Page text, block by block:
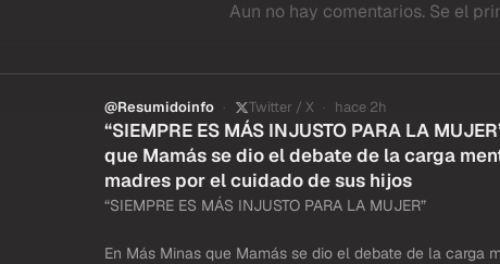
Aun no hay comentarios. Se el
@Resumidoinfo Twitter / X hace 2h
“SIEMPRE ES MÁS INJUSTO PARA LA
que Mamás se dio el debate de la carga
madres por el cuidado de sus hijos
“SIEMPRE ES MÁS INJUSTO PARA LA MUJER”
En Más Minas que Mamás se dio el debate de la carga